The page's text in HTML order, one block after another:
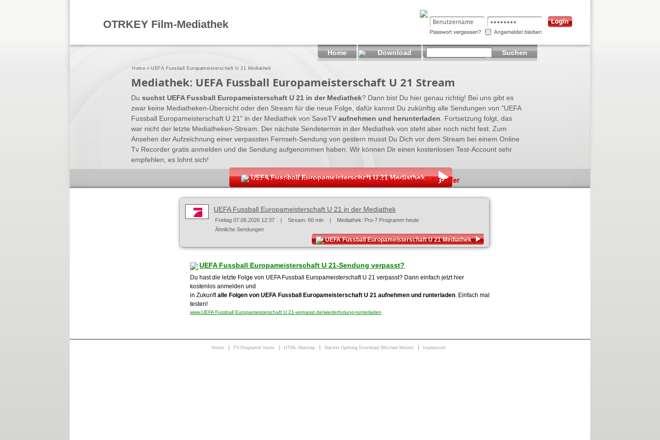
Mediathek: UEFA Fussball Europameisterschaft U 21 Stream
Du suchst UEFA Fussball Europameisterschaft U 21 in der Mediathek? Dann bist Du hier genau richtig! Bei uns gibt es
zwar keine Mediatheken-Übersicht oder den Stream für die neue Folge, dafür kannst Du zukünftig alle Sendungen von "UEFA
Fussball Europameisterschaft U 21" in der Mediathek von SaveTV aufnehmen und herunterladen . Fortsetzung folgt, das
war nicht der letzte Mediatheken-Stream. Der nächste Sendetermin in der Mediathek von steht aber noch nicht fest. Zum
Ansehen der Aufzeichnung einer verpassten Fernseh-Sendung von gestern musst Du Dich vor dem Stream bei einem Online
Tv Recorder gratis anmelden und die Sendung aufgenommen haben. Wir können Dir einen kostenlosen Test-Account sehr
empfehlen, es lohnt sich!
UEFA Fussball Europameisterschaft U 21 Mediathek
UEFA Fussball Europameisterschaft U 21 Mediathek - 1 Treffer
UEFA Fussball Europameisterschaft U 21 in der Mediathek
Freitag 07.08.2026 12:37 | Stream: 60 min | Mediathek: Pro-7 Programm heute
Ähnliche Sendungen
UEFA Fussball Europameisterschaft U 21 Mediathek
UEFA Fussball Europameisterschaft U 21-Sendung verpasst?
Du hast die letzte Folge von UEFA Fussball Europameisterschaft U 21 verpasst? Dann einfach jetzt hier
kostenlos anmelden und
in Zukunftalle Folgen von UEFA Fussball Europameisterschaft U 21 aufnehmen und runterladen. Einfach mal
testen!
www.UEFA Fussball Europameisterschaft U 21-verpasst.de/wiederholung-runterladen
Home »UEFA Fussball Europameisterschaft U 21 Mediathek
OTRKEY Film-Mediathek
Home Download Suchen
Home TV-Programm heute HTML-Sitemap Slacker Uprising Download (Michael Moore) Impressum